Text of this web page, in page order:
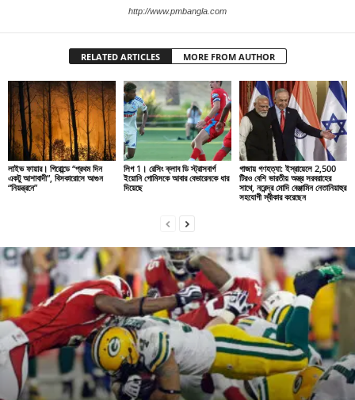
http://www.pmbangla.com
RELATED ARTICLES MORE FROM AUTHOR
লাইভ ফায়ার। গিরোন্ডে “প্রথম দিন
একটু আশাবাদী”, বিসকারোসে আগুন
“নিয়ন্ত্রনে”
লিগ 1। রেসিং ক্লাব ডি স্ট্রাসবার্গ
ইয়োনি গোমিসকে আবার বেভারেনকে ধার
দিয়েছে
গাজায় গণহত্যা: ইস্রায়েলে 2,500
টিরও বেশি ভারতীয় অস্ত্র সরবরাহের
সাথে, নরেন্দ্র মোদি বেঞ্জামিন নেতানিয়াহুর
সহযোগী স্বীকার করেছেন